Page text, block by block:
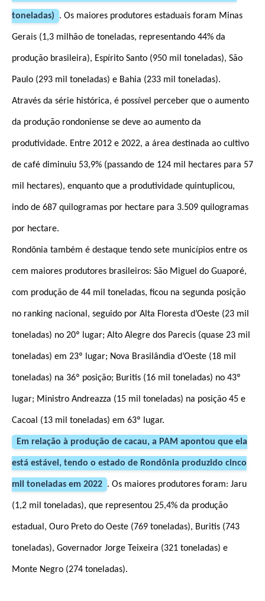
toneladas) . Os maiores produtores estaduais foram Minas
Gerais (1,3 milhão de toneladas, representando 44% da
produção brasileira), Espírito Santo (950 mil toneladas), São
Paulo (293 mil toneladas) e Bahia (233 mil toneladas).
Através da série histórica, é possível perceber que o aumento
da produção rondoniense se deve ao aumento da
produtividade. Entre 2012 e 2022, a área destinada ao cultivo
de café diminuiu 53,9% (passando de 124 mil hectares para 57
mil hectares), enquanto que a produtividade quintuplicou,
indo de 687 quilogramas por hectare para 3.509 quilogramas
por hectare.
Rondônia também é destaque tendo sete municípios entre os
cem maiores produtores brasileiros: São Miguel do Guaporé,
com produção de 44 mil toneladas, ficou na segunda posição
no ranking nacional, seguido por Alta Floresta d’Oeste (23 mil
toneladas) no 20º lugar; Alto Alegre dos Parecis (quase 23 mil
toneladas) em 23º lugar; Nova Brasilândia d’Oeste (18 mil
toneladas) na 36º posição; Buritis (16 mil toneladas) no 43º
lugar; Ministro Andreazza (15 mil toneladas) na posição 45 e
Cacoal (13 mil toneladas) em 63º lugar.
Em relação à produção de cacau, a PAM apontou que ela
está estável, tendo o estado de Rondônia produzido cinco
mil toneladas em 2022 . Os maiores produtores foram: Jaru
(1,2 mil toneladas), que representou 25,4% da produção
estadual, Ouro Preto do Oeste (769 toneladas), Buritis (743
toneladas), Governador Jorge Teixeira (321 toneladas) e
Monte Negro (274 toneladas).